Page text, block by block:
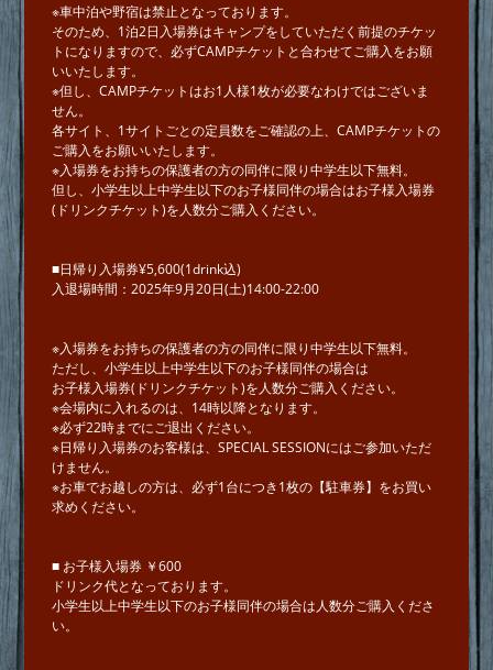
※車中泊や野宿は禁止となっております。
そのため、1泊2日入場券はキャンプをしていただく前提のチケッ
トになりますので、必ずCAMPチケットと合わせてご購入をお願
いいたします。
※但し、CAMPチケットはお1人様1枚が必要なわけではございま
せん。
各サイト、1サイトごとの定員数をご確認の上、CAMPチケットの
ご購入をお願いいたします。
※入場券をお持ちの保護者の方の同伴に限り中学⽣以下無料。
但し、⼩学⽣以上中学⽣以下のお⼦様同伴の場合はお⼦様⼊場券
(ドリンクチケット)を⼈数分ご購⼊ください。
■日帰り入場券¥5,600(1drink込)
入退場時間：2025年9月20日(土)14:00-22:00
※入場券をお持ちの保護者の方の同伴に限り中学⽣以下無料。
ただし、⼩学⽣以上中学⽣以下のお⼦様同伴の場合は
お⼦様⼊場券(ドリンクチケット)を⼈数分ご購⼊ください。
※会場内に入れるのは、14時以降となります。
※必ず22時までにご退出ください。
※日帰り入場券のお客様は、SPECIAL SESSIONにはご参加いただ
けません。
※お車でお越しの方は、必ず1台につき1枚の【駐車券】をお買い
求めください。
■ お⼦様⼊場券 ￥600
ドリンク代となっております。
⼩学⽣以上中学⽣以下のお⼦様同伴の場合は人数分ご購⼊くださ
い。